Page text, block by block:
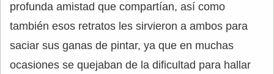
profunda amistad que compartían, así como
también esos retratos les sirvieron a ambos para
saciar sus ganas de pintar, ya que en muchas
ocasiones se quejaban de la dificultad para hallar